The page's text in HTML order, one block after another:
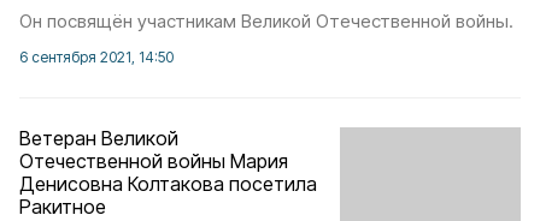
Он посвящён участникам Великой Отечественной войны.
6 сентября 2021, 14:50
Ветеран Великой
Отечественной войны Мария
Денисовна Колтакова посетила
Ракитное